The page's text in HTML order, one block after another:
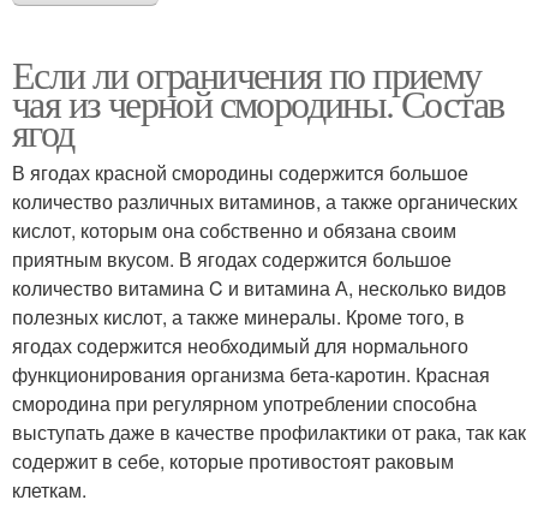
Если ли ограничения по приему
чая из черной смородины. Состав
ягод
В ягодах красной смородины содержится большое
количество различных витаминов, а также органических
кислот, которым она собственно и обязана своим
приятным вкусом. В ягодах содержится большое
количество витамина C и витамина А, несколько видов
полезных кислот, а также минералы. Кроме того, в
ягодах содержится необходимый для нормального
функционирования организма бета-каротин. Красная
смородина при регулярном употреблении способна
выступать даже в качестве профилактики от рака, так как
содержит в себе, которые противостоят раковым
клеткам.